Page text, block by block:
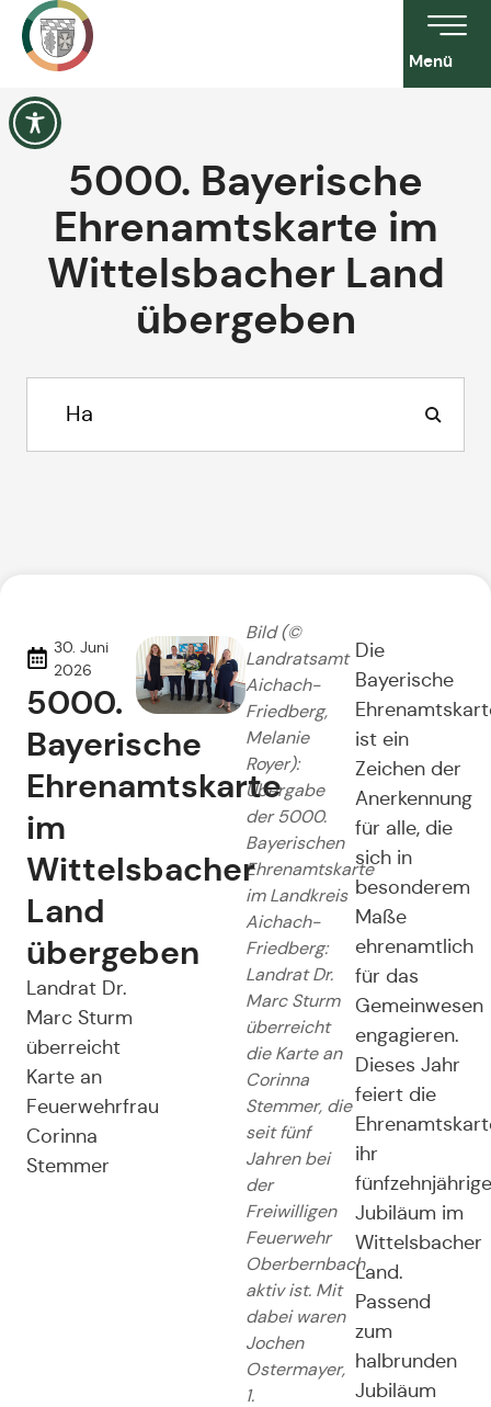
Menü
5000. Bayerische
Ehrenamtskarte im
Wittelsbacher Land
übergeben
30. Juni
2026
5000.
Bayerische
Ehrenamtskarte
im
Wittelsbacher
Land
übergeben
Landrat Dr.
Marc Sturm
überreicht
Karte an
Feuerwehrfrau
Corinna
Stemmer
Bild (©
Landratsamt
Aichach-
Friedberg,
Melanie
Royer):
Übergabe
der 5000.
Bayerischen
Ehrenamtskarte
im Landkreis
Aichach-
Friedberg:
Landrat Dr.
Marc Sturm
überreicht
die Karte an
Corinna
Stemmer, die
seit fünf
Jahren bei
der
Freiwilligen
Feuerwehr
Oberbernbach
aktiv ist. Mit
dabei waren
Jochen
Ostermayer,
1.
Die
Bayerische
ist ein
Zeichen der
Anerkennung
für alle, die
sich in
besonderem
Maße
ehrenamtlich
für das
Gemeinwesen
engagieren.
Dieses Jahr
feiert die
ihr
Jubiläum im
Wittelsbacher
Land.
Passend
zum
halbrunden
Jubiläum